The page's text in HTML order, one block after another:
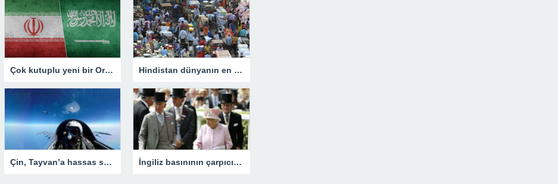
Çok kutuplu yeni bir Orta Doğu’ya doğru Hindistan dünyanın en kalabalık ülkesi olacak
Çin, Tayvan’a hassas saldırı tatbikatı yaptı İngiliz basınının çarpıcı kraliyet raporu sürüyor